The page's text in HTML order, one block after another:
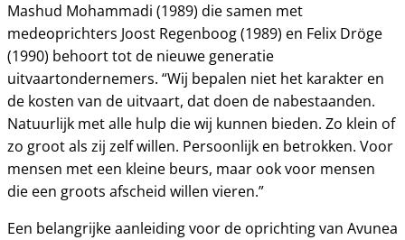
Mashud Mohammadi (1989) die samen met
medeoprichters Joost Regenboog (1989) en Felix Dröge
(1990) behoort tot de nieuwe generatie
uitvaartondernemers. “Wij bepalen niet het karakter en
de kosten van de uitvaart, dat doen de nabestaanden.
Natuurlijk met alle hulp die wij kunnen bieden. Zo klein of
zo groot als zij zelf willen. Persoonlijk en betrokken. Voor
mensen met een kleine beurs, maar ook voor mensen
die een groots afscheid willen vieren.”
Een belangrijke aanleiding voor de oprichting van Avunea